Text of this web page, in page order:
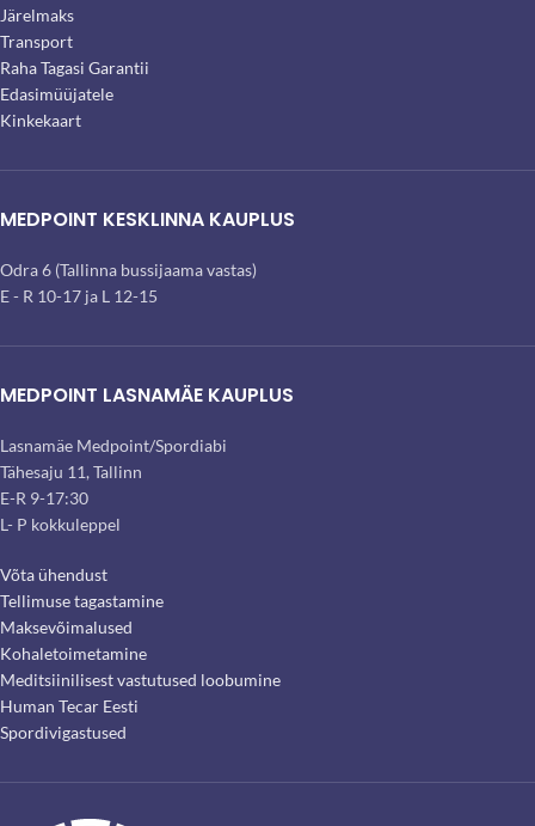
Järelmaks
Transport
Raha Tagasi Garantii
Edasimüüjatele
Kinkekaart
MEDPOINT KESKLINNA KAUPLUS
Odra 6 (Tallinna bussijaama vastas)
E - R 10-17 ja L 12-15
MEDPOINT LASNAMÄE KAUPLUS
Lasnamäe Medpoint/Spordiabi
Tähesaju 11, Tallinn
E-R 9-17:30
L- P kokkuleppel
Võta ühendust
Tellimuse tagastamine
Maksevõimalused
Kohaletoimetamine
Meditsiinilisest vastutused loobumine
Human Tecar Eesti
Spordivigastused